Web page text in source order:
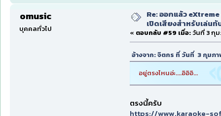
omusic
บุคคลทั่วไป
Re: ออกแล้ว
เปิดเสียงสำหรับเล่น
« ตอบกลับ #59 เมื่อ: วันที่ 3 กุ
อ้างจาก: จิตกร ที่ วันที่ 3 กุมภ
อยู่ตรงไหนอ่ะ....อิอิอิ...
ตรงนี้ครับ
https://www.karaoke-